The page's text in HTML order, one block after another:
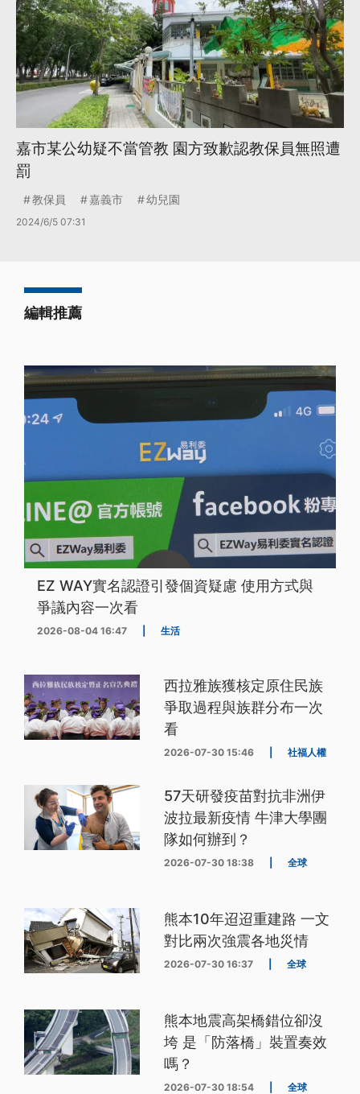
嘉市某公幼疑不當管教 園方致歉認教保員無照遭
罰
教保員 嘉義市 幼兒園
2024/6/5 07:31
編輯推薦
EZ WAY實名認證引發個資疑慮 使用方式與
爭議內容一次看
2026-08-04 16:47 生活
西拉雅族獲核定原住民族
爭取過程與族群分布一次
看
2026-07-30 15:46 社福人權
57天研發疫苗對抗非洲伊
波拉最新疫情 牛津大學團
隊如何辦到？
2026-07-30 18:38 全球
熊本10年迢迢重建路 一文
對比兩次強震各地災情
2026-07-30 16:37 全球
熊本地震高架橋錯位卻沒
垮 是「防落橋」裝置奏效
嗎？
2026-07-30 18:54 全球